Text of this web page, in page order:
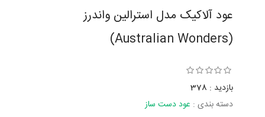
عود آلاکیک مدل استرالین واندرز
(Australian Wonders)
بازدید : 378
دسته بندی : عود دست ساز